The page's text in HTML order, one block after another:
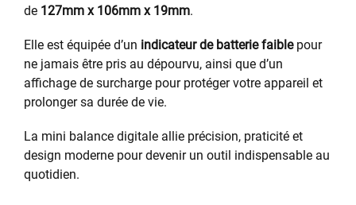
de 127mm x 106mm x 19mm.
Elle est équipée d’un indicateur de batterie faiblepour
ne jamais être pris au dépourvu, ainsi que d’un
affichage de surcharge pour protéger votre appareil et
prolonger sa durée de vie.
La mini balance digitale allie précision, praticité et
design moderne pour devenir un outil indispensable au
quotidien.